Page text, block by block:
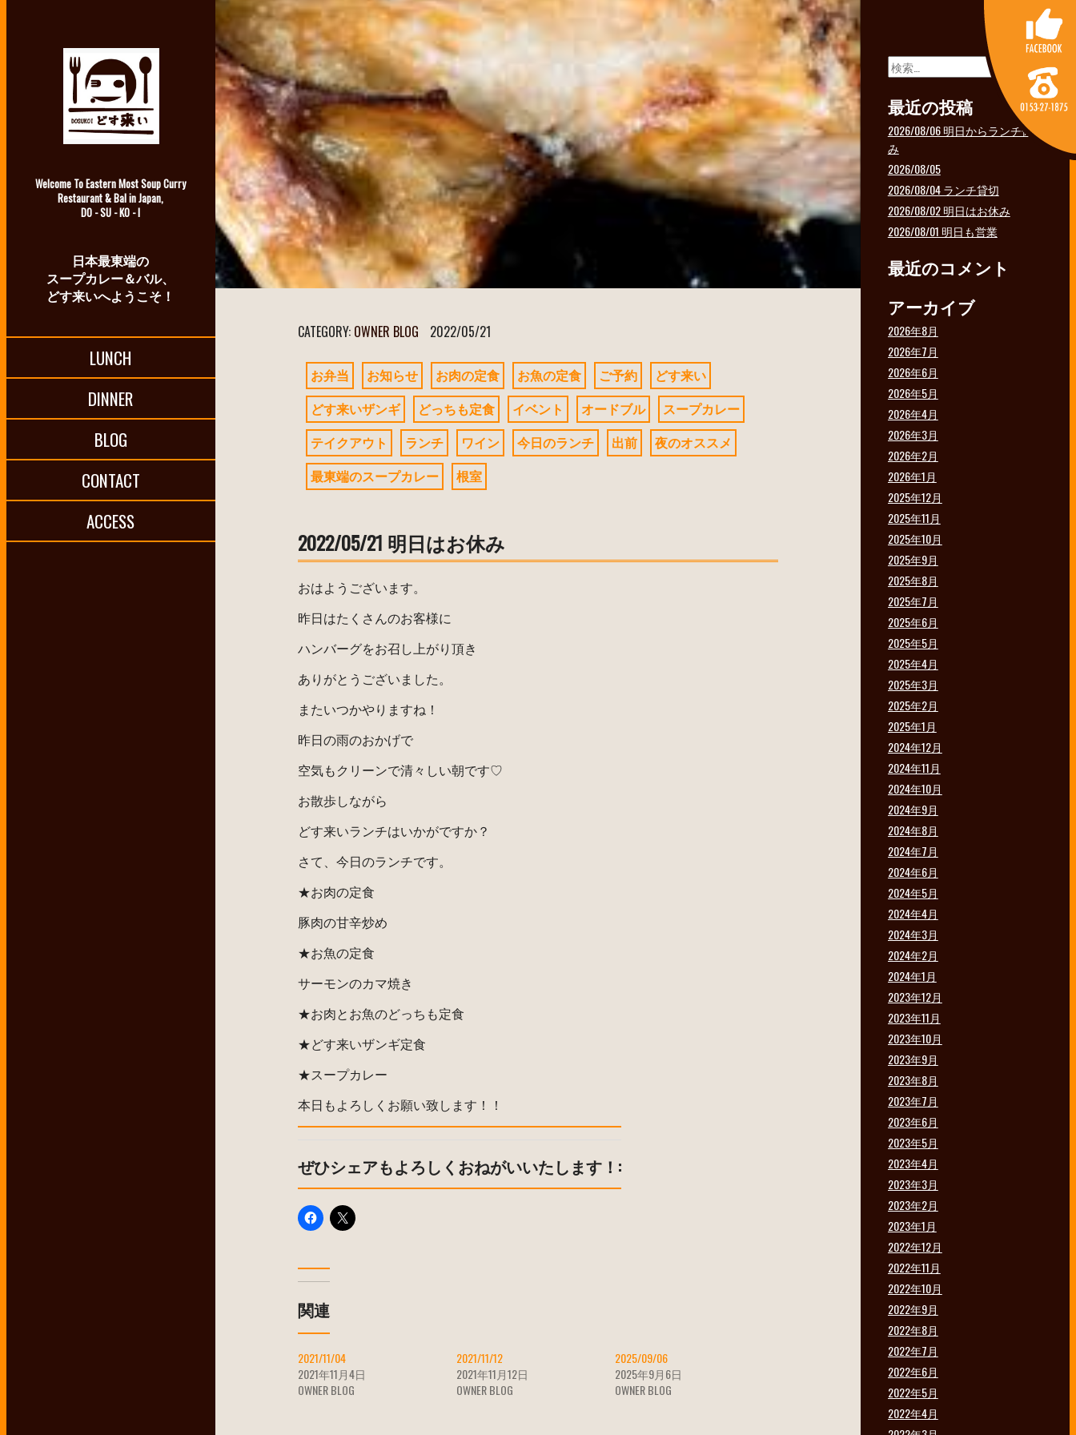
Welcome To Eastern Most Soup Curry
Restaurant & Bal in Japan,
DO - SU - KO - I
日本最東端の
スープカレー＆バル、
どす来いへようこそ！
LUNCH
DINNER
BLOG
CONTACT
ACCESS
CATEGORY: OWNER BLOG 2022/05/21
お弁当 お知らせ お肉の定食 お魚の定食 ご予約
どす来い
どす来いザンギ
どっちも定食 イベント オードブル
スープカレー
テイクアウト
ランチ ワイン 今日のランチ 出前
夜のオススメ
最東端のスープカレー
根室
2022/05/21 明日はお休み
おはようございます。
昨日はたくさんのお客様に
ハンバーグをお召し上がり頂き
ありがとうございました。
またいつかやりますね！
昨日の雨のおかげで
空気もクリーンで清々しい朝です♡
お散歩しながら
どす来いランチはいかがですか？
さて、今日のランチです。
★お肉の定食
豚肉の甘辛炒め
★お魚の定食
サーモンのカマ焼き
★お肉とお魚のどっちも定食
★どす来いザンギ定食
★スープカレー
本日もよろしくお願い致します！！
ぜひシェアもよろしくおねがいいたします！:
関連
2021/11/04
2021年11月4日
OWNER BLOG
2021/11/12
2021年11月12日
OWNER BLOG
2025/09/06
2025年9月6日
OWNER BLOG
検
索:
最近の投稿
2026/08/06 明日からランチ休
み
2026/08/05
2026/08/04 ランチ貸切
2026/08/02 明日はお休み
2026/08/01 明日も営業
最近のコメント
アーカイブ
2026年8月
2026年7月
2026年6月
2026年5月
2026年4月
2026年3月
2026年2月
2026年1月
2025年12月
2025年11月
2025年10月
2025年9月
2025年8月
2025年7月
2025年6月
2025年5月
2025年4月
2025年3月
2025年2月
2025年1月
2024年12月
2024年11月
2024年10月
2024年9月
2024年8月
2024年7月
2024年6月
2024年5月
2024年4月
2024年3月
2024年2月
2024年1月
2023年12月
2023年11月
2023年10月
2023年9月
2023年8月
2023年7月
2023年6月
2023年5月
2023年4月
2023年3月
2023年2月
2023年1月
2022年12月
2022年11月
2022年10月
2022年9月
2022年8月
2022年7月
2022年6月
2022年5月
2022年4月